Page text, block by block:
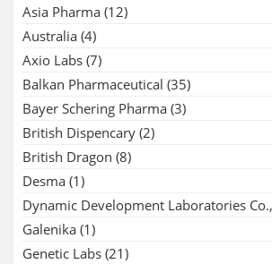
Asia Pharma (12)
Australia (4)
Axio Labs (7)
Balkan Pharmaceutical (35)
Bayer Schering Pharma (3)
British Dispencary (2)
British Dragon (8)
Desma (1)
Dynamic Development Laboratories
Galenika (1)
Genetic Labs (21)